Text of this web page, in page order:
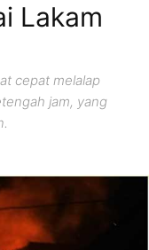
Lakam
cepat melalap
jam, yang